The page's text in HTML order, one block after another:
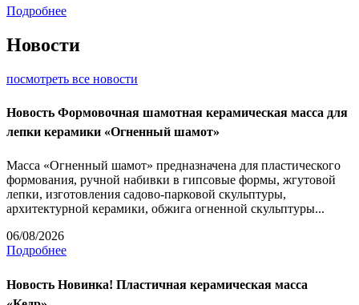
Подробнее
Новости
посмотреть все новости
Новость Формовочная шамотная керамическая масса для
лепки керамики «Огненный шамот»
Масса «Огненный шамот» предназначена для пластического
формования, ручной набивки в гипсовые формы, жгутовой
лепки, изготовления садово-парковой скульптуры,
архитектурной керамики, обжига огненной скульптуры...
06/08/2026
Подробнее
Новость Новинка! Пластичная керамическая масса